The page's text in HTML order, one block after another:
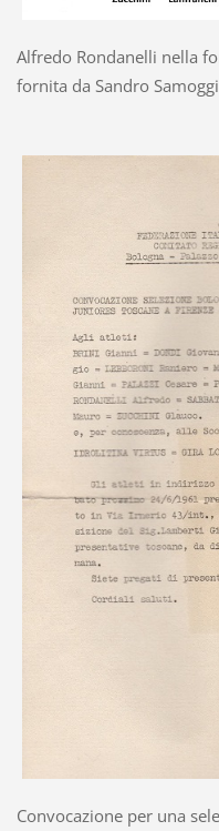
Alfredo Rondanelli nella
fornita da Sandro
Convocazione per una